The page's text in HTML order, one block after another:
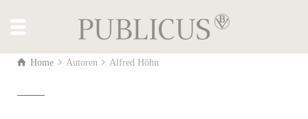
Home Autoren Alfred Höhn